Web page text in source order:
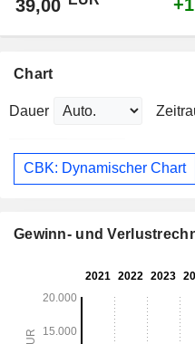
39,00
Chart
Dauer
CBK: Dynamischer Chart
Gewinn- und